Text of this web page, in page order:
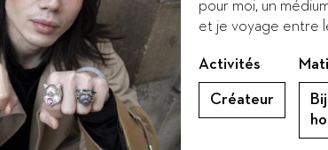
pour moi, un
et je voyage entre
Activités
Créateur